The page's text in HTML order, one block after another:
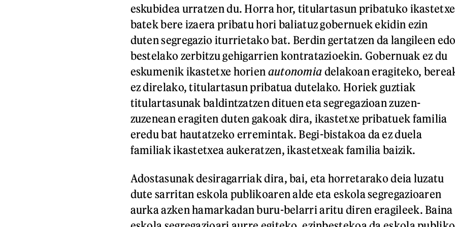
eskubidea urratzen du. Horra hor, titulartasun pribatuko ikastetxe
batek bere izaera pribatu hori baliatuz gobernuek ekidin ezin
duten segregazio iturrietako bat. Berdin gertatzen da langileen edo
bestelako zerbitzu gehigarrien kontratazioekin. Gobernuak ez du
eskumenik ikastetxe horien autonomia delakoan eragiteko,
ez direlako, titulartasun pribatua dutelako. Horiek guztiak
titulartasunak baldintzatzen dituen eta segregazioan zuzen-
zuzenean eragiten duten gakoak dira, ikastetxe pribatuek familia
eredu bat hautatzeko erremintak. Begi-bistakoa da ez duela
familiak ikastetxea aukeratzen, ikastetxeak familia baizik.
Adostasunak desiragarriak dira, bai, eta horretarako deia luzatu
dute sarritan eskola publikoaren alde eta eskola segregazioaren
aurka azken hamarkadan buru-belarri aritu diren eragileek. Baina